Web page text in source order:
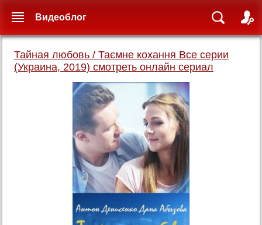
Тайная любовь / Таємне кохання Все серии
(Украина, 2019) смотреть онлайн сериал
Видеоблог